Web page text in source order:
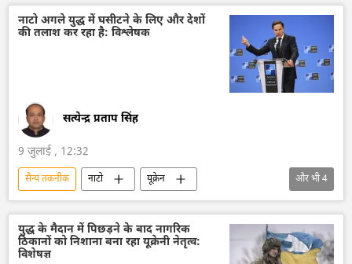
रूसी सैन्य तकनीक
तकनीकी विकास
सैन्य तकनीकी सहयोग
रक्षा-पंक्ति
रक्षा मंत्रालय (MoD)
नाटो अगले युद्ध में घसीटने के लिए और देशों
की तलाश कर रहा है: विश्लेषक
सत्येन्द्र प्रताप सिंह
9 जुलाई , 12:32
सैन्य तकनीक नाटो
यूक्रेन
सैन्य तकनीकी सहयोग
सैन्य सहायता
सैन्य अभ्यास
Sputnik मान्यता
और भी4
युद्ध के मैदान में पिछड़ने के बाद नागरिक
ठिकानों को निशाना बना रहा यूक्रेनी नेतृत्व:
विशेषज्ञ